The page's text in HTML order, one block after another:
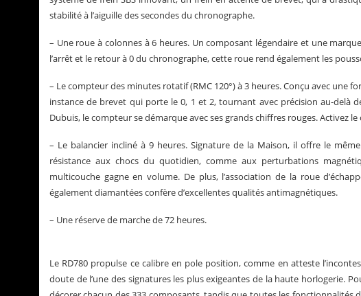
stabilité à l’aiguille des secondes du chronographe.
– Une roue à colonnes à 6 heures. Un composant légendaire et une
l’arrêt et le retour à 0 du chronographe, cette roue rend également les
– Le compteur des minutes rotatif (RMC 120°) à 3 heures. Conçu avec une
instance de brevet qui porte le 0, 1 et 2, tournant avec précision au-delà
Dubuis, le compteur se démarque avec ses grands chiffres rouges. Activez
– Le balancier incliné à 9 heures. Signature de la Maison, il offre le
résistance aux chocs du quotidien, comme aux perturbations
multicouche gagne en volume. De plus, l’association de la roue
également diamantées confère d’excellentes qualités antimagnétiques.
– Une réserve de marche de 72 heures.
Le RD780 propulse ce calibre en pole position, comme en atteste
doute de l’une des signatures les plus exigeantes de la haute horlogerie.